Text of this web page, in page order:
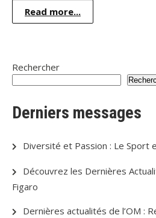
Read more...
Rechercher
Derniers messages
Diversité et Passion : Le Sport
Découvrez les Dernières
Figaro
Dernières actualités de l’OM :